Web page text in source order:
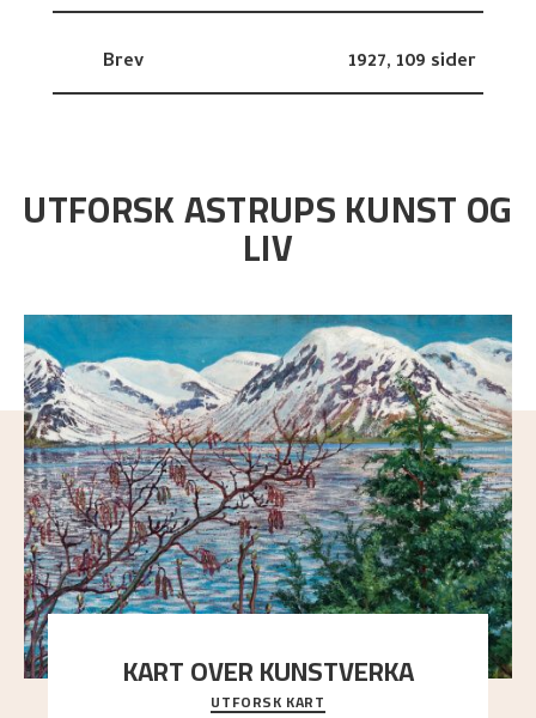
Brev 1927,109 sider
UTFORSK ASTRUPS KUNST OG
LIV
KART OVER KUNSTVERKA
Utforsk stedene og utsiktene i Astrups malerier
UTFORSK KART